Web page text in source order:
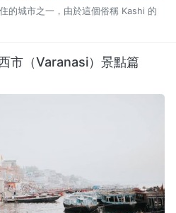
的城市之一，由於這個俗稱 Kashi 的
市（Varanasi）景點篇